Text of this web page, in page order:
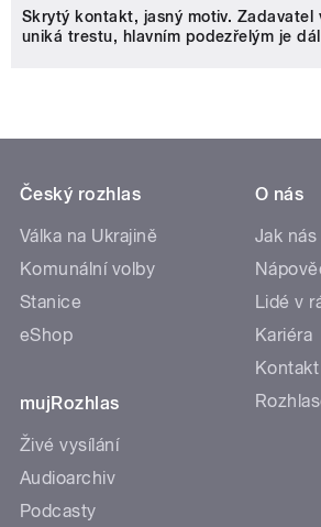
Skrytý kontakt, jasný motiv. Zadavatel
uniká trestu, hlavním podezřelým je
Český rozhlas
Válka na Ukrajině
Komunální volby
Stanice
eShop
mujRozhlas
Živé vysílání
Audioarchiv
Podcasty
O nás
Jak nás
Lidé v
Kariéra
Kontakt